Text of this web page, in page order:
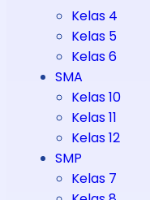
Kelas 4
Kelas 5
Kelas 6
SMA
Kelas 10
Kelas 11
Kelas 12
SMP
Kelas 7